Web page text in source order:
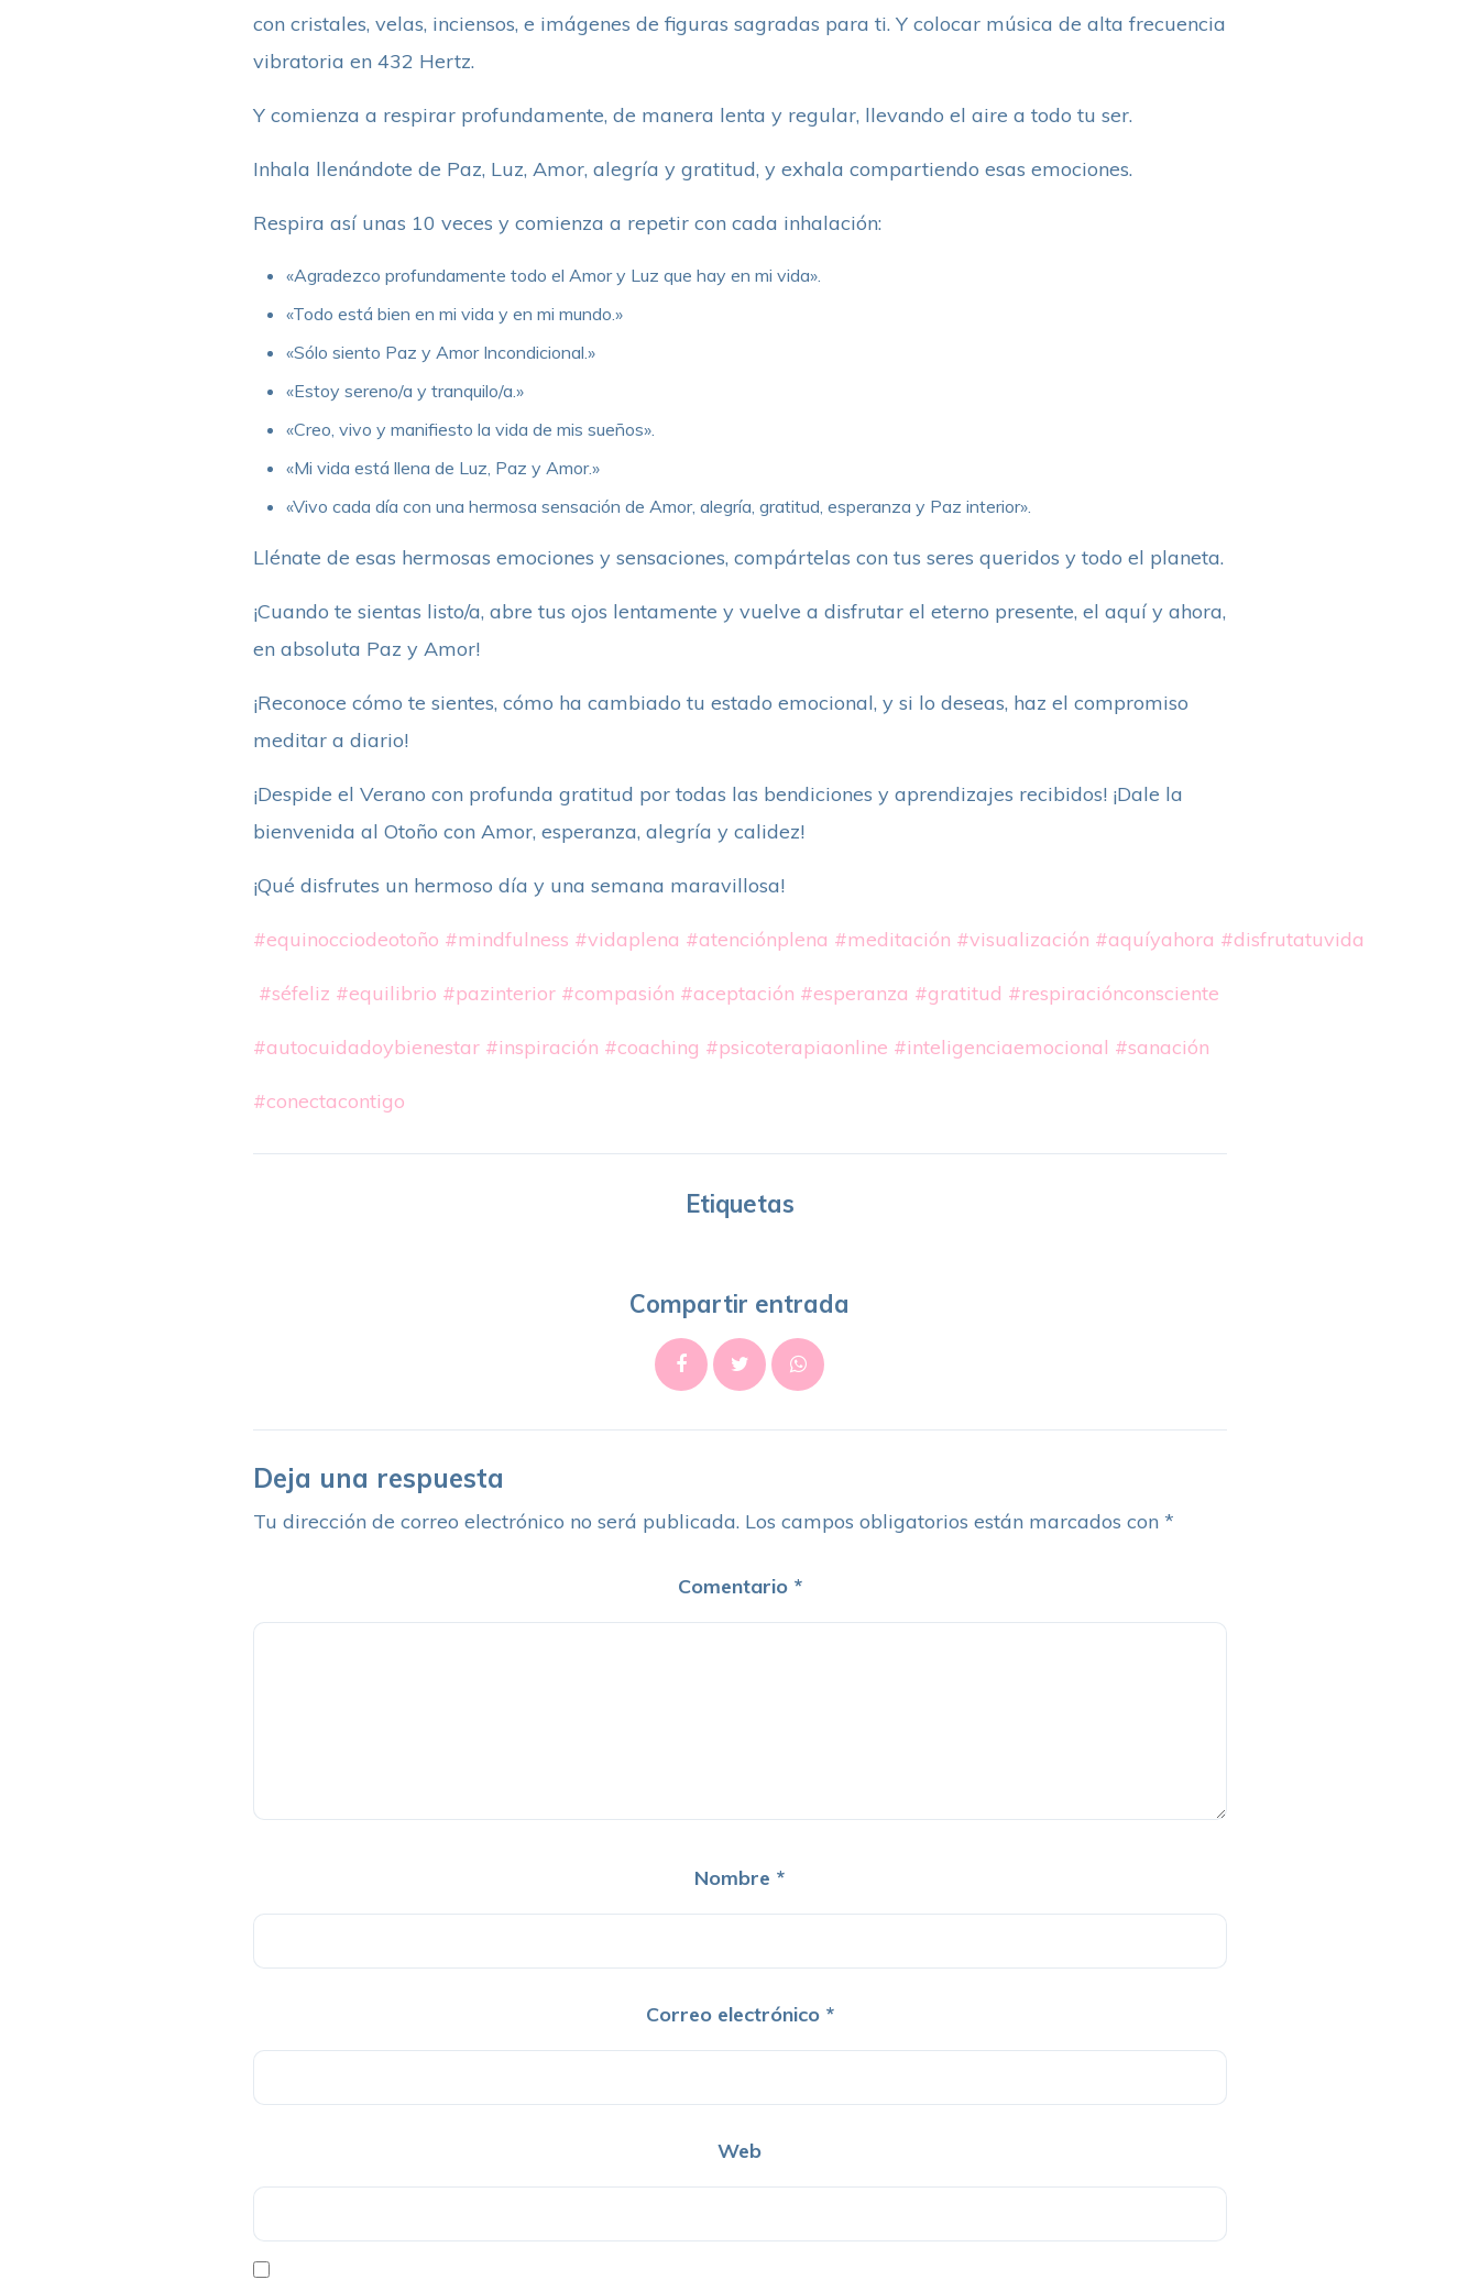
con cristales, velas, inciensos, e imágenes de figuras sagradas para ti. Y colocar música de alta frecuencia
vibratoria en 432 Hertz.
Y comienza a respirar profundamente, de manera lenta y regular, llevando el aire a todo tu ser.
Inhala llenándote de Paz, Luz, Amor, alegría y gratitud, y exhala compartiendo esas emociones.
Respira así unas 10 veces y comienza a repetir con cada inhalación:
«Agradezco profundamente todo el Amor y Luz que hay en mi vida».
«Todo está bien en mi vida y en mi mundo.»
«Sólo siento Paz y Amor Incondicional.»
«Estoy sereno/a y tranquilo/a.»
«Creo, vivo y manifiesto la vida de mis sueños».
«Mi vida está llena de Luz, Paz y Amor.»
«Vivo cada día con una hermosa sensación de Amor, alegría, gratitud, esperanza y Paz interior».
Llénate de esas hermosas emociones y sensaciones, compártelas con tus seres queridos y todo el planeta.
¡Cuando te sientas listo/a, abre tus ojos lentamente y vuelve a disfrutar el eterno presente, el aquí y ahora,
en absoluta Paz y Amor!
¡Reconoce cómo te sientes, cómo ha cambiado tu estado emocional, y si lo deseas, haz el compromiso
meditar a diario!
¡Despide el Verano con profunda gratitud por todas las bendiciones y aprendizajes recibidos! ¡Dale la
bienvenida al Otoño con Amor, esperanza, alegría y calidez!
¡Qué disfrutes un hermoso día y una semana maravillosa!
#equinocciodeotoño #mindfulness #vidaplena #atenciónplena #meditación #visualización #aquíyahora #disfrutatuvida
#séfeliz #equilibrio #pazinterior #compasión #aceptación #esperanza #gratitud #respiraciónconsciente
#autocuidadoybienestar #inspiración #coaching #psicoterapiaonline #inteligenciaemocional #sanación
#conectacontigo
Etiquetas
Compartir entrada
Deja una respuesta
Tu dirección de correo electrónico no será publicada. Los campos obligatorios están marcados con *
Comentario *
Nombre *
Correo electrónico *
Web